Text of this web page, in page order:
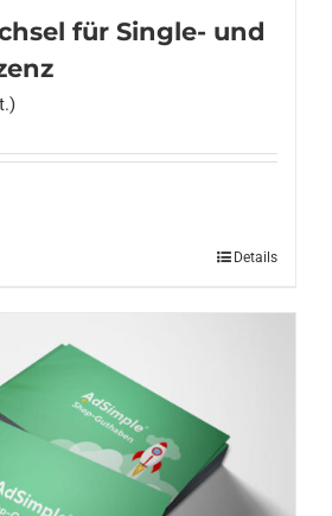
für Single- und
Details